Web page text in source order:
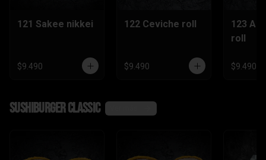
121 Sakee nikkei
$9.490
122 Ceviche roll
$9.490
123
roll
$9.490
SushiBurger Classic